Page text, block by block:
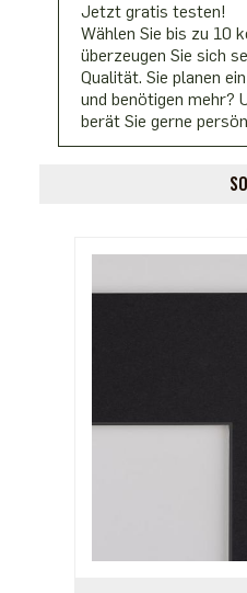
Jetzt gratis testen!
Wählen Sie bis zu 10
überzeugen Sie sich
Qualität. Sie planen
und benötigen mehr?
berät Sie gerne